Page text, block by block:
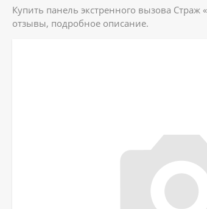
Купить панель экстренного вызова Страж
отзывы, подробное описание.